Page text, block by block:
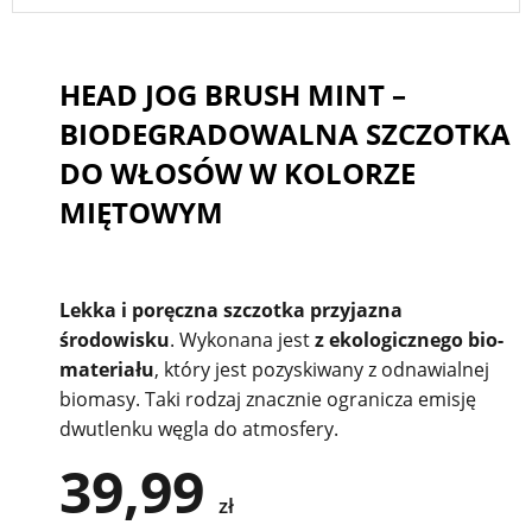
HEAD JOG BRUSH MINT –
BIODEGRADOWALNA SZCZOTKA
DO WŁOSÓW W KOLORZE
MIĘTOWYM
Lekka i poręczna szczotka przyjazna
środowisku. Wykonana jestz ekologicznego bio-
materiału, który jest pozyskiwany z odnawialnej
biomasy. Taki rodzaj znacznie ogranicza emisję
dwutlenku węgla do atmosfery.
39,99 zł